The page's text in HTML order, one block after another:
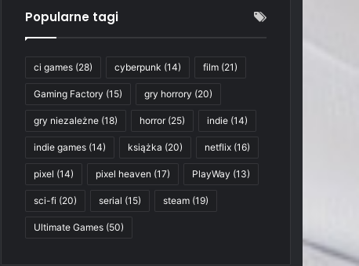
Popularne tagi
ci games (28) cyberpunk (14) film (21)
Gaming Factory (15) gry horrory (20)
gry niezależne (18) horror(25) indie (14)
indie games (14) książka (20) netflix (16)
pixel (14) pixel heaven (17) PlayWay (13)
sci-fi (20) serial (15) steam (19)
Ultimate Games (50)